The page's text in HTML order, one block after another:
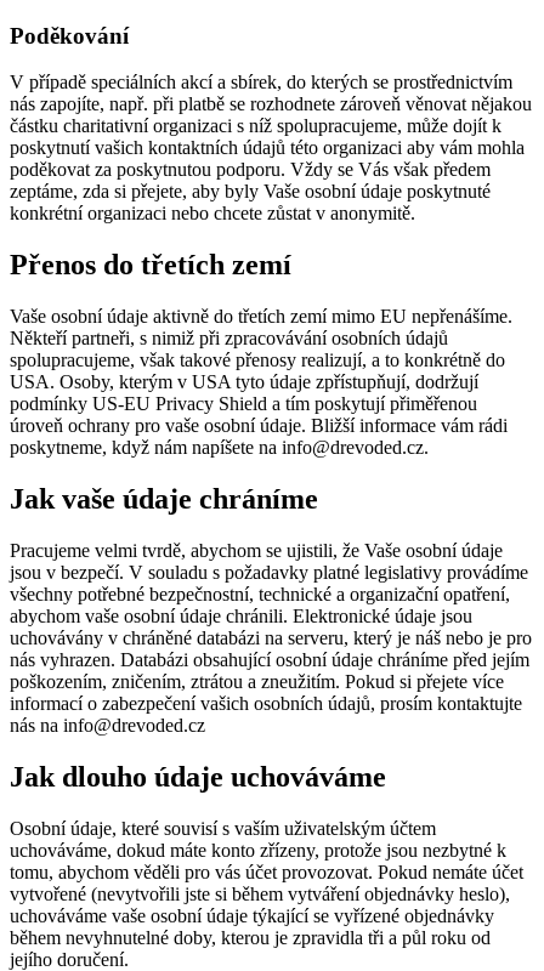
Poděkování
V případě speciálních akcí a sbírek, do kterých se prostřednictvím
nás zapojíte, např. při platbě se rozhodnete zároveň věnovat nějakou
částku charitativní organizaci s níž spolupracujeme, může dojít k
poskytnutí vašich kontaktních údajů této organizaci aby vám mohla
poděkovat za poskytnutou podporu. Vždy se Vás však předem
zeptáme, zda si přejete, aby byly Vaše osobní údaje poskytnuté
konkrétní organizaci nebo chcete zůstat v anonymitě.
Přenos do třetích zemí
Vaše osobní údaje aktivně do třetích zemí mimo EU nepřenášíme.
Někteří partneři, s nimiž při zpracovávání osobních údajů
spolupracujeme, však takové přenosy realizují, a to konkrétně do
USA. Osoby, kterým v USA tyto údaje zpřístupňují, dodržují
podmínky US-EU Privacy Shield a tím poskytují přiměřenou
úroveň ochrany pro vaše osobní údaje. Bližší informace vám rádi
poskytneme, když nám napíšete na info@drevoded.cz.
Jak vaše údaje chráníme
Pracujeme velmi tvrdě, abychom se ujistili, že Vaše osobní údaje
jsou v bezpečí. V souladu s požadavky platné legislativy provádíme
všechny potřebné bezpečnostní, technické a organizační opatření,
abychom vaše osobní údaje chránili. Elektronické údaje jsou
uchovávány v chráněné databázi na serveru, který je náš nebo je pro
nás vyhrazen. Databázi obsahující osobní údaje chráníme před jejím
poškozením, zničením, ztrátou a zneužitím. Pokud si přejete více
informací o zabezpečení vašich osobních údajů, prosím kontaktujte
nás na info@drevoded.cz
Jak dlouho údaje uchováváme
Osobní údaje, které souvisí s vaším uživatelským účtem
uchováváme, dokud máte konto zřízeny, protože jsou nezbytné k
tomu, abychom věděli pro vás účet provozovat. Pokud nemáte účet
vytvořené (nevytvořili jste si během vytváření objednávky heslo),
uchováváme vaše osobní údaje týkající se vyřízené objednávky
během nevyhnutelné doby, kterou je zpravidla tři a půl roku od
jejího doručení.